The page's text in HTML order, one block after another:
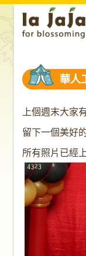
華人
上個週末大家
留下一個美好
所有照片已經